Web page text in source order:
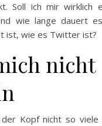
Soll ich mir wirklich
wie lange dauert
ist, wie es Twitter ist?
nicht
Kopf nicht so viele